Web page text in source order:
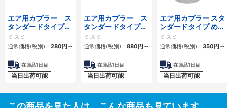
エア用カプラー ス
タンダードタイプ
おねじプラグ
ミスミ
通常価格(税別)： 280 円 ～
在庫品1日目
当日出荷可能
エア用カプラー ス
タンダードタイプ
おねじソケット
ミスミ
通常価格(税別)： 880 円 ～
在庫品1日目
当日出荷可能
エア用カプラー スタ
ンダードタイプ めね
じプラグ
ミスミ
通常価格(税別)： 350 円 ～
在庫品1日目
当日出荷可能